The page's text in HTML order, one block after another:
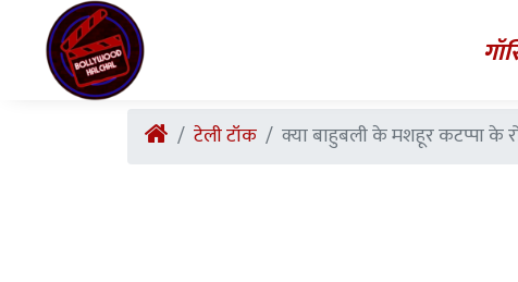
टेली टॉक क्या बाहुबली के मशहूर कटप्पा